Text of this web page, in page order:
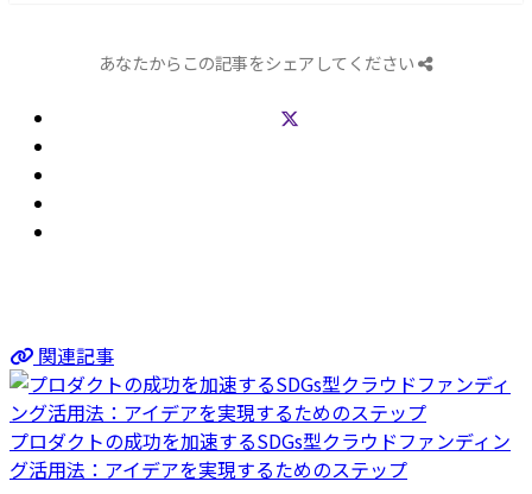
あなたからこの記事をシェアしてください
関連記事
プロダクトの成功を加速するSDGs型クラウドファンディン
グ活用法：アイデアを実現するためのステップ